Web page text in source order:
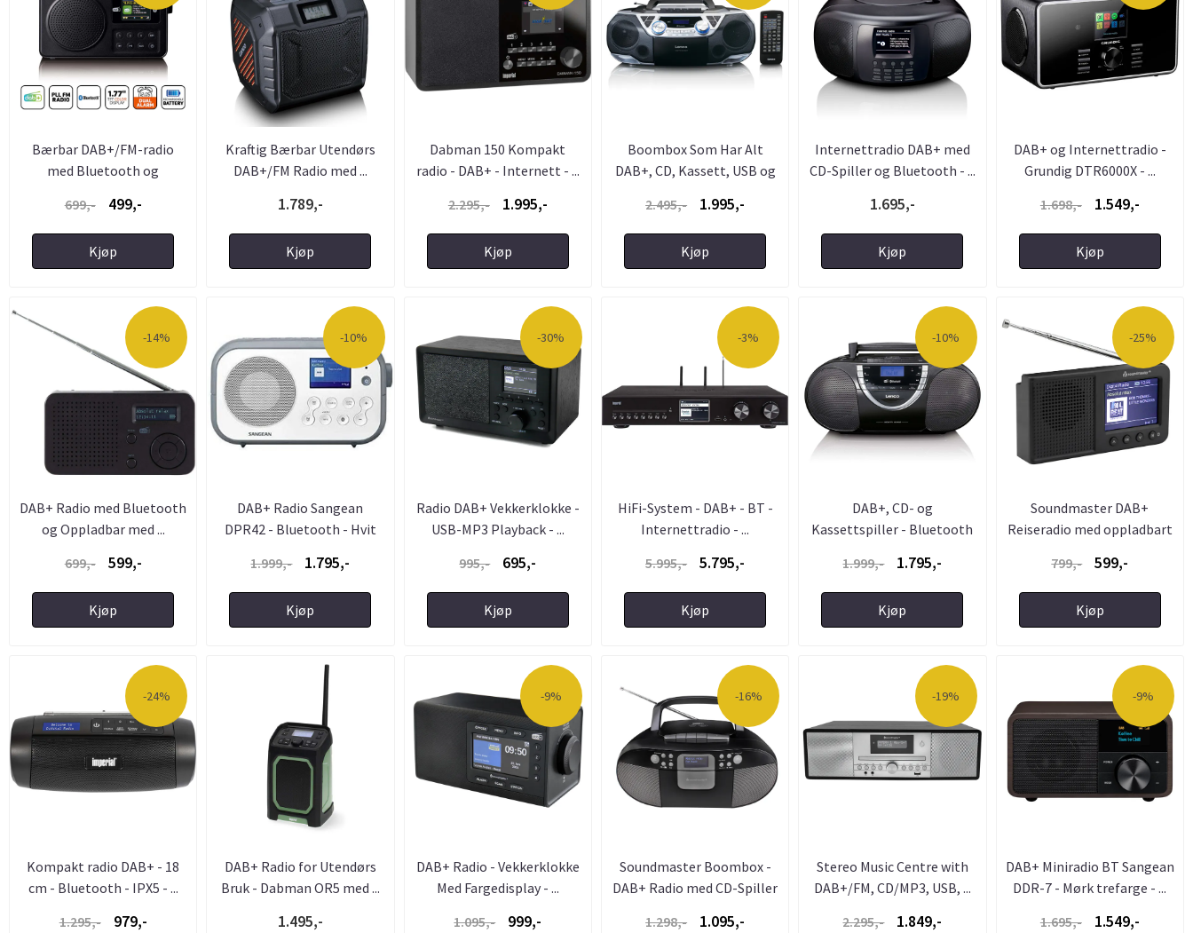
Bærbar DAB+/FM-radio
med Bluetooth og
699,- 499,-
Kjøp
Kraftig Bærbar Utendørs
DAB+/FM Radio med ...
1.789,-
Kjøp
Dabman 150 Kompakt
radio - DAB+ - Internett - ...
2.295,-
1.995,-
Kjøp
Boombox Som Har Alt
DAB+, CD, Kassett, USB og
2.495,- 1.995,-
Kjøp
Internettradio DAB+ med
CD-Spiller og Bluetooth - ...
1.695,-
Kjøp
DAB+ og Internettradio -
Grundig DTR6000X - ...
1.698,-
1.549,-
Kjøp
-14%
DAB+ Radio med Bluetooth
og Oppladbar med ...
699,-
599,-
Kjøp
-10%
DAB+ Radio Sangean
DPR42 - Bluetooth - Hvit
1.999,- 1.795,-
Kjøp
-30%
Radio DAB+ Vekkerklokke -
USB-MP3 Playback - ...
995,-
695,-
Kjøp
-3%
HiFi-System - DAB+ - BT -
Internettradio - ...
5.995,-
5.795,-
Kjøp
-10%
DAB+, CD- og
Kassettspiller - Bluetooth
1.999,- 1.795,-
Kjøp
-25%
Soundmaster DAB+
Reiseradio med oppladbart
799,- 599,-
Kjøp
-24%
Kompakt radio DAB+ - 18
cm - Bluetooth - IPX5 - ...
1.295,-
979,-
DAB+ Radio for Utendørs
Bruk - Dabman OR5 med ...
1.495,-
-9%
DAB+ Radio - Vekkerklokke
Med Fargedisplay - ...
1.095,-
999,-
-16%
Soundmaster Boombox -
DAB+ Radio med CD-Spiller
1.298,- 1.095,-
-19%
Stereo Music Centre with
DAB+/FM, CD/MP3, USB, ...
2.295,-
1.849,-
-9%
DAB+ Miniradio BT Sangean
DDR-7 - Mørk trefarge - ...
1.695,-
1.549,-